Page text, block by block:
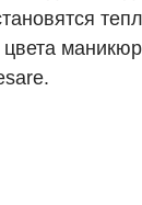
цвета